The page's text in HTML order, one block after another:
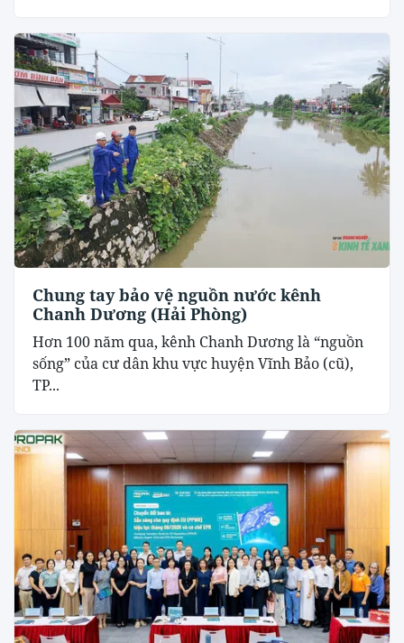
Chung tay bảo vệ nguồn nước kênh
Chanh Dương (Hải Phòng)
Hơn 100 năm qua, kênh Chanh Dương là “nguồn
sống” của cư dân khu vực huyện Vĩnh Bảo (cũ),
TP...